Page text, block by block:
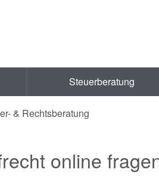
Steuerberatung
& Rechtsberatung
online